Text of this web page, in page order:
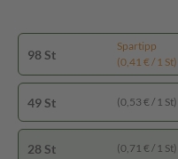
98 St
Spartipp
(0,41 € / 1 St)
49 St (0,53 € / 1 St)
28 St (0,71 € / 1 St)